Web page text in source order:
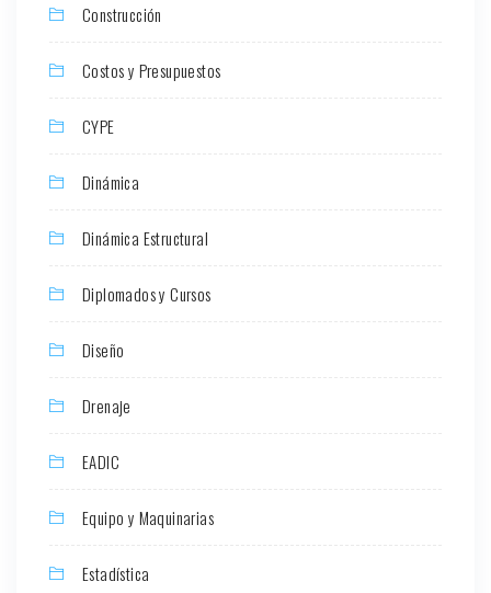
Construcción
Costos y Presupuestos
CYPE
Dinámica
Dinámica Estructural
Diplomados y Cursos
Diseño
Drenaje
EADIC
Equipo y Maquinarias
Estadística